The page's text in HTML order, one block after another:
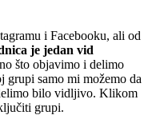
i Facebooku, ali od
je jedan vid
što objavimo i delimo
samo mi možemo da
bilo vidljivo. Klikom
grupi.